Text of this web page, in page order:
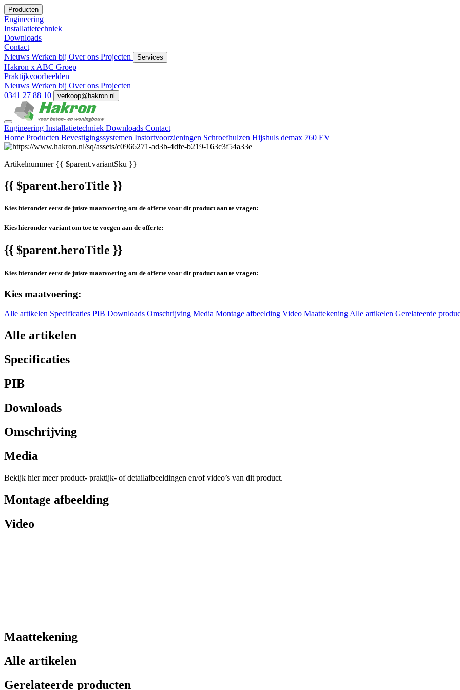
Producten
Engineering
Installatietechniek
Downloads
Contact
Nieuws Werken bij Over ons Projecten Services
Hakron x ABC Groep
Praktijkvoorbeelden
Nieuws Werken bij Over ons Projecten
0341 27 88 10
verkoop@hakron.nl
Engineering Installatietechniek Downloads Contact
Home Producten Bevestigingssystemen Instortvoorzieningen Schroefhulzen Hijshuls demax 760 EV
Artikelnummer{{ $parent.variantSku }}
{{ $parent.heroTitle }}
Kies hieronder eerst de juiste maatvoering om de offerte voor dit product aan te vragen:
Kies hieronder variant om toe te voegen aan de offerte:
{{ $parent.heroTitle }}
Kies hieronder eerst de juiste maatvoering om de offerte voor dit product aan te vragen:
Kies maatvoering:
Alle artikelen Specificaties PIB Downloads Omschrijving Media Montage afbeelding Video MaattekeningAlle artikelen Gerelateerde
Alle artikelen
Specificaties
PIB
Downloads
Omschrijving
Media
Bekijk hier meer product- praktijk- of detailafbeeldingen en/of video’s van dit product.
Montage afbeelding
Video
Maattekening
Alle artikelen
Gerelateerde producten